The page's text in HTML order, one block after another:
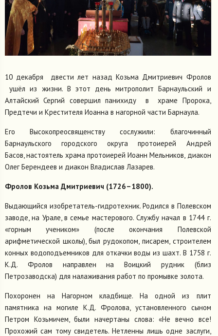
10 декабря двести лет назад Козьма Дмитриевич Фролов
ушёл из жизни. В этот день митрополит Барнаульский и
Алтайский Сергий совершил панихиду в храме Пророка,
Предтечи и Крестителя Иоанна в нагорной части Барнаула.
Его Высокопреосвященству сослужили: благочинный
Барнаульского городского округа протоиерей Андрей
Басов, настоятель храма протоиерей Иоанн Мельников, диакон
Олег Берендеев и диакон Владислав Лазарев.
Фролов Козьма Дмитриевич (1726–1800).
Выдающийся изобретатель-гидротехник. Родился в Полевском
заводе, на Урале, в семье мастерового. Службу начал в 1744 г.
«горным учеником» (после окончания Полевской
арифметической школы), был рудокопом, писарем, строителем
конных водоподъемников для откачки воды из шахт. В 1758 г.
К.Д. Фролов направлен на Воицкий рудник (близ
Петрозаводска) для налаживания работ по промывке золота.
Похоронен на Нагорном кладбище. На одной из плит
памятника на могиле К.Д. Фролова, установленного сыном
Петром Козьмичем, были начертаны слова: «Не вечно все!
Прохожий сам тому свидетель. Нетленны лишь одне заслуги,